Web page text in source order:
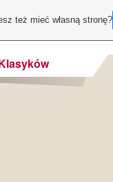
też mieć własną stronę?